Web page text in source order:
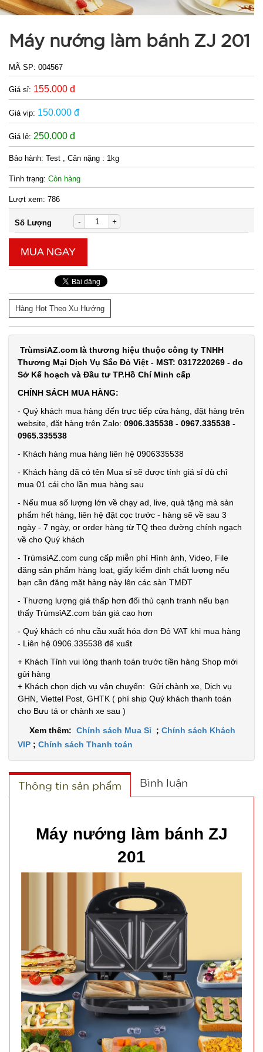
Máy nướng làm bánh ZJ 201
MÃ SP: 004567
Giá sỉ: 155.000 đ
Giá vip: 150.000 đ
Giá lẻ: 250.000 đ
Bảo hành: Test , Cân nặng : 1kg
Tình trạng: Còn hàng
Lượt xem: 786
Số Lượng - +
MUA NGAY
Hàng Hot Theo Xu Hướng
TrùmsỉAZ.com là thương hiệu thuộc công ty TNHH
Thương Mại Dịch Vụ Sắc Đỏ Việt - MST: 0317220269 - do
Sở Kế hoạch và Đầu tư TP.Hồ Chí Minh cấp
CHÍNH SÁCH MUA HÀNG:
- Quý khách mua hàng đến trực tiếp cửa hàng, đặt hàng trên
website, đặt hàng trên Zalo: 0906.335538 - 0967.335538 -
0965.335538
- Khách hàng mua hàng liên hệ 0906335538
- Khách hàng đã có tên Mua sỉ sẽ được tính giá sỉ dù chỉ
mua 01 cái cho lần mua hàng sau
- Nếu mua số lượng lớn về chạy ad, live, quà tặng mà sản
phẩm hết hàng, liên hệ đặt cọc trước - hàng sẽ về sau 3
ngày - 7 ngày, or order hàng từ TQ theo đường chính ngạch
về cho Quý khách
- TrùmsỉAZ.com cung cấp miễn phí Hình ảnh, Video, File
đăng sản phẩm hàng loạt, giấy kiểm định chất lượng nếu
bạn cần đăng mặt hàng này lên các sàn TMĐT
- Thương lượng giá thấp hơn đối thủ cạnh tranh nếu bạn
thấy TrùmsỉAZ.com bán giá cao hơn
- Quý khách có nhu cầu xuất hóa đơn Đỏ VAT khi mua hàng
- Liên hệ 0906.335538 để xuất
+ Khách Tỉnh vui lòng thanh toán trước tiền hàng Shop mới
gửi hàng
+ Khách chọn dịch vụ vận chuyển: Gửi chành xe, Dịch vụ
GHN, Viettel Post, GHTK ( phí ship Quý khách thanh toán
cho Bưu tá or chành xe sau )
Xem thêm: Chính sách Mua Sỉ ; Chính sách Khách
VIP ; Chính sách Thanh toán
Thông tin sản phẩm Bình luận
Máy nướng làm bánh ZJ
201
Móc khóa
tình nhân
GIÁ:
9.900 đ
TÌNH
CÒN HÀNG
Test
hàng
29.000 đ
TÌNH
TRẠNG:
CÒN HÀNG